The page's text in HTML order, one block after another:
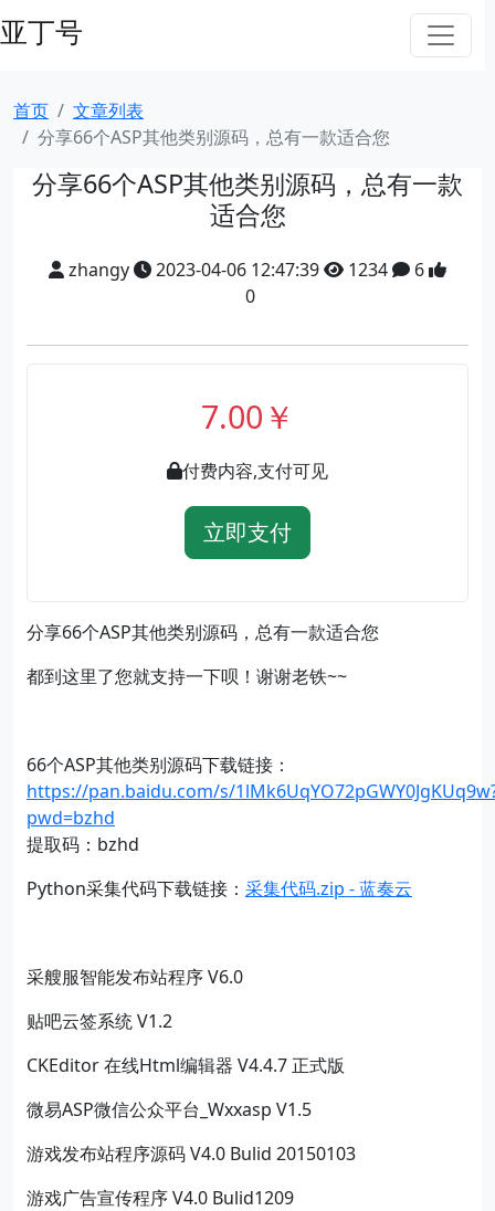
亚丁号
首页
文章列表
分享66个ASP其他类别源码，总有一款适合您
分享66个ASP其他类别源码，总有一款
适合您
zhangy 2023-04-06 12:47:39 1234
6
0
7.00￥
付费内容,支付可见
立即支付
分享66个ASP其他类别源码，总有一款适合您
都到这里了您就支持一下呗！谢谢老铁~~
66个ASP其他类别源码下载链接：
https://pan.baidu.com/s/
pwd=bzhd
提取码：bzhd
Python采集代码下载链接： 采集代码.zip - 蓝奏云
采艘服智能发布站程序 V6.0
贴吧云签系统 V1.2
CKEditor 在线Html编辑器 V4.4.7 正式版
微易ASP微信公众平台_Wxxasp V1.5
游戏发布站程序源码 V4.0 Bulid 20150103
游戏广告宣传程序 V4.0 Bulid1209